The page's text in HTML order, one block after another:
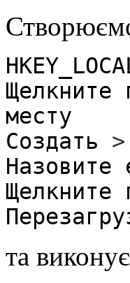
Щелкните
месту
Создать >
Назовите
та